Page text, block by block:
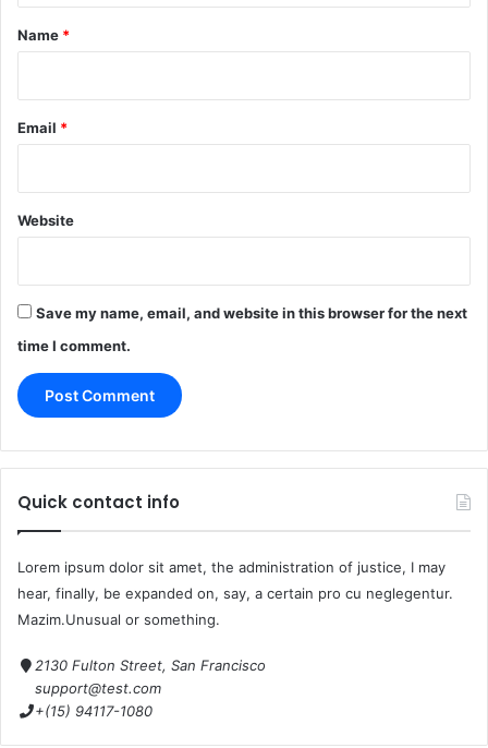
*
Name *
Email *
Website
Save my name, email, and website in this browser for the next
time I comment.
Quick contact info
Lorem ipsum dolor sit amet, the administration of justice, I may
hear, finally, be expanded on, say, a certain pro cu neglegentur.
Mazim.Unusual or something.
2130 Fulton Street, San Francisco
support@test.com
+(15) 94117-1080